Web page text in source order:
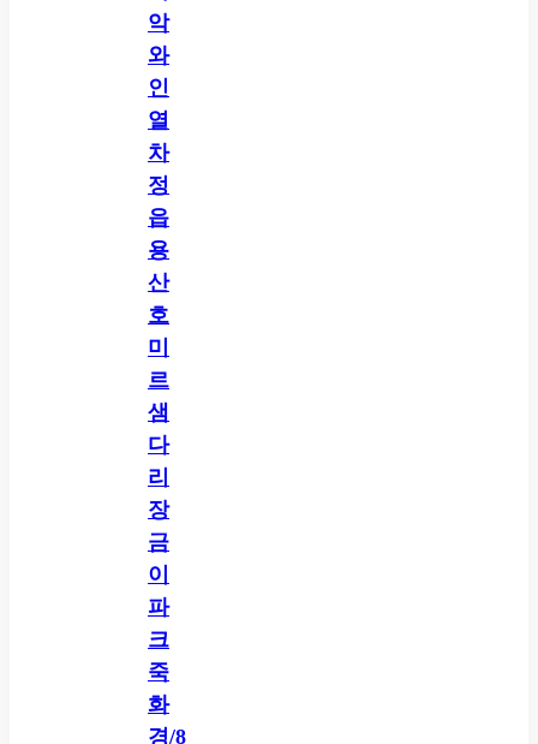
악
와
인
열
차
정
읍
용
산
호
미
르
샘
다
리
장
금
이
파
크
죽
화
경/8